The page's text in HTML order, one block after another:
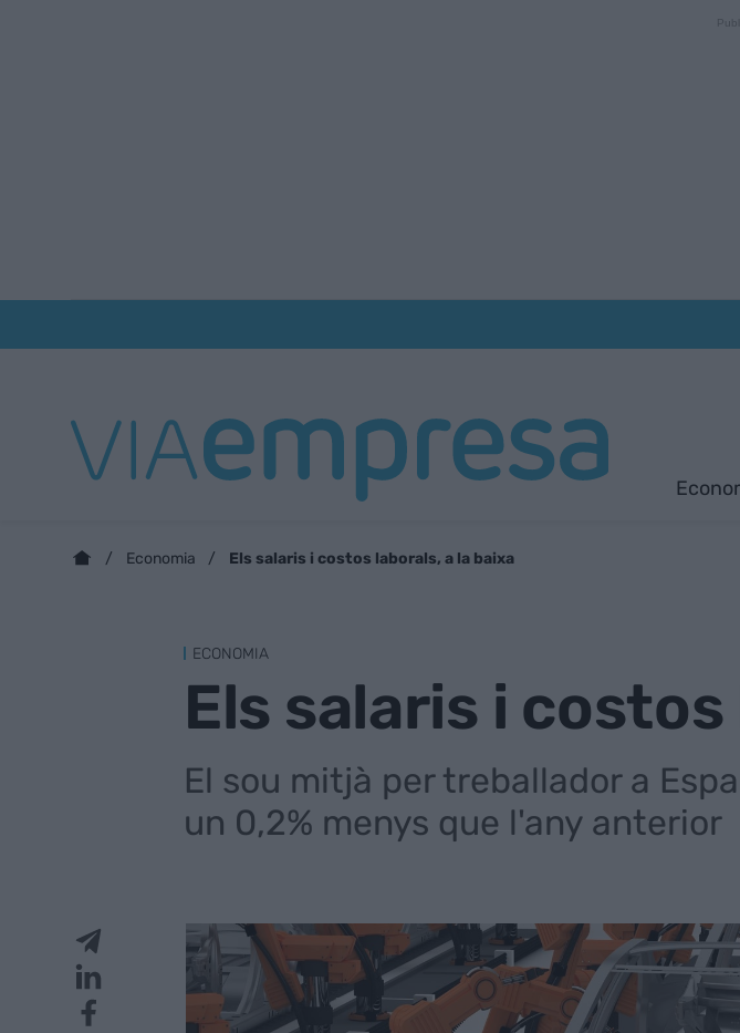
Economia Els salaris i costos laborals, a la baixa
ECONOMIA
Els salaris i
El sou mitjà per treballador a
un 0,2% menys que l'any anterior